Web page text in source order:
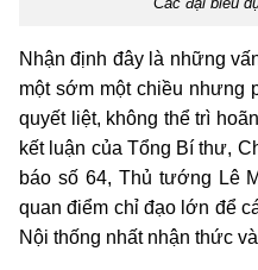
Nhận định đây là những
một sớm một chiều nhưng
quyết liệt, không thể trì
kết luận của Tổng Bí thư,
báo số 64, Thủ tướng Lê
quan điểm chỉ đạo lớn để
Nội thống nhất nhận thức